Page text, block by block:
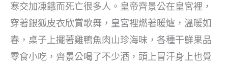
寒交加凍餓而死亡很多人。皇帝齊景公在皇宮裡，
穿著銀狐皮衣欣賞歌舞，皇宮裡燃著暖爐，溫暖如
春，桌子上擺著雞鴨魚肉山珍海味，各種干鮮果品
零食小吃，齊景公喝了不少酒，頭上冒汗身上也覺